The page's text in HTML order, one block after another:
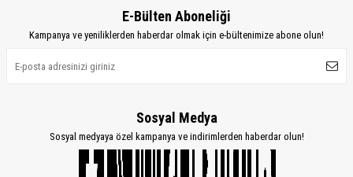
E-Bülten Aboneliği
Kampanya ve yeniliklerden haberdar olmak için e-bültenimize abone olun!
Sosyal Medya
Sosyal medyaya özel kampanya ve indirimlerden haberdar olun!